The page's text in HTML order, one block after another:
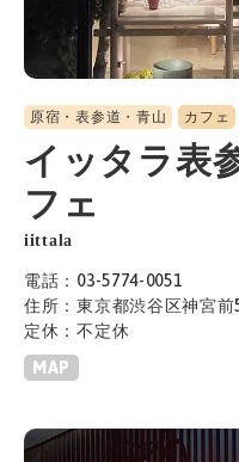
原宿・表参道・青山 カフェ
イッタラ表
フェ
iittala
電話：03-5774-0051
住所：東京都渋谷区神宮前
定休：不定休
MAP